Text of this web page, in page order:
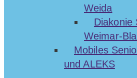
Weida
Diakonie
Weimar-
Mobiles
und ALEKS